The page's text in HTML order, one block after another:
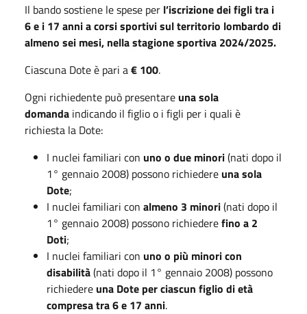
Il bando sostiene le spese per l’iscrizione dei figli tra i
6 e i 17 anni a corsi sportivi sul territorio lombardo di
almeno sei mesi, nella stagione sportiva 2024/2025.
Ciascuna Dote è pari a€ 100.
Ogni richiedente può presentare una sola
domanda indicando il figlio o i figli per i quali è
richiesta la Dote:
I nuclei familiari con uno o due minori(nati dopo il
1° gennaio 2008) possono richiedere una sola
Dote;
I nuclei familiari con almeno 3 minori(nati dopo il
1° gennaio 2008) possono richiederefino a 2
Doti;
I nuclei familiari con uno o più minori con
disabilità(nati dopo il 1° gennaio 2008) possono
richiedere una Dote per ciascun figlio di età
compresa tra 6 e 17 anni.